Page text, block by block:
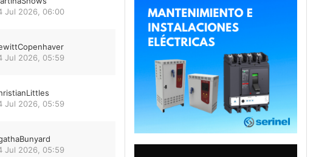
Jul 2026, 06:00
Jul 2026, 05:59
Jul 2026, 05:59
Jul 2026, 05:59